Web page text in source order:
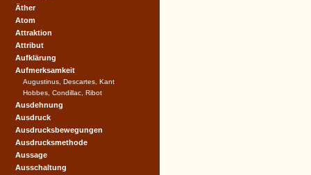
Äther
Atom
Attraktion
Attribut
Aufklärung
Aufmerksamkeit
Augustinus, Descartes, Kant
Hobbes, Condillac, Ribot
Ausdehnung
Ausdruck
Ausdrucksbewegungen
Ausdrucksmethode
Aussage
Ausschaltung